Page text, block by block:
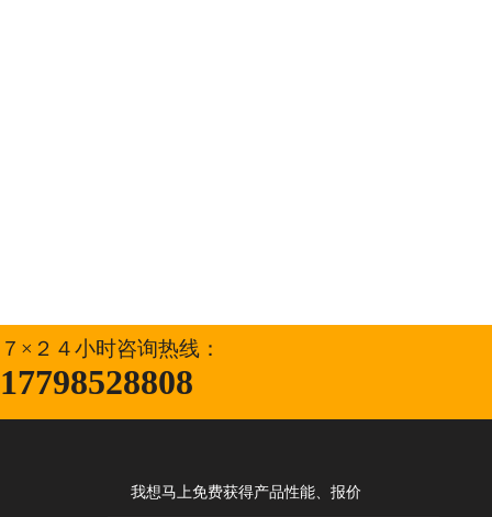
７×２４小时咨询热线：
17798528808
我想马上免费获得产品性能、报价